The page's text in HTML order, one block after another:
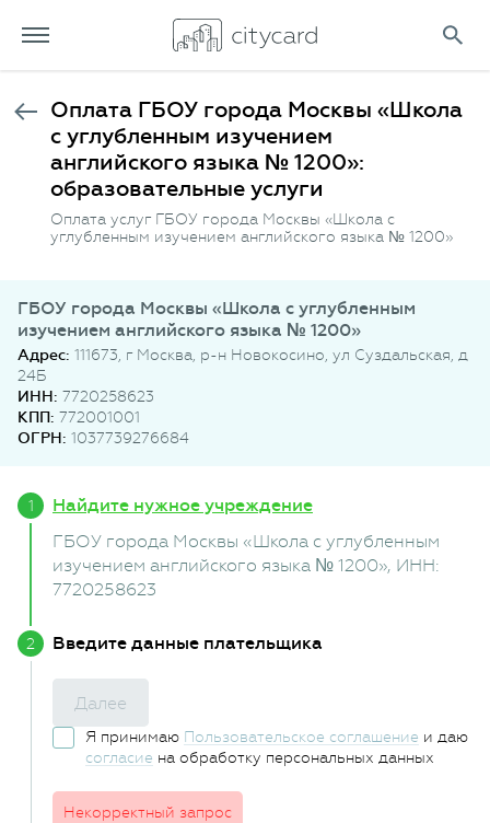
Оплата ГБОУ города Москвы «Школа
с углубленным изучением
английского языка № 1200»:
образовательные услуги
Оплата услуг ГБОУ города Москвы «Школа с
углубленным изучением английского языка № 1200»
ГБОУ города Москвы «Школа с углубленным
изучением английского языка № 1200»
Адрес: 111673, г Москва, р-н Новокосино, ул Суздальская, д
24Б
ИНН: 7720258623
КПП: 772001001
ОГРН: 1037739276684
Найдите нужное учреждение
ГБОУ города Москвы «Школа с углубленным
изучением английского языка № 1200», ИНН:
7720258623
Введите данные плательщика
Далее
Я принимаю Пользовательское соглашение и даю
согласие на обработку персональных данных
Некорректный запрос